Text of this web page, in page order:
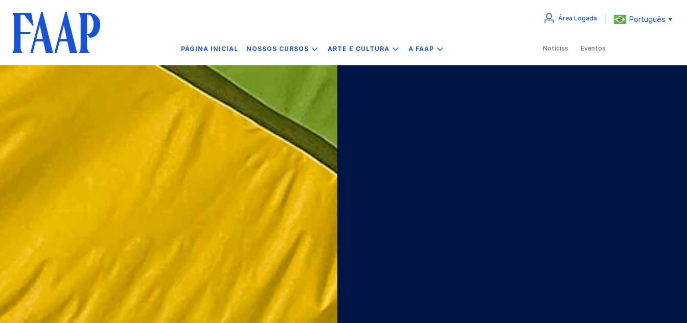
PÁGINA INICIAL NOSSOS CURSOS ARTE E CULTURA A FAAP
Área Logada Português ▼
Notícias Eventos